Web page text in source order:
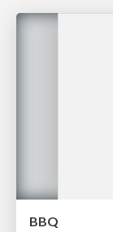
BBQ